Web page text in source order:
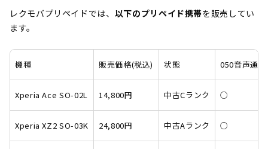
レクモバプリペイドでは、 以下のプリペイド携帯を販売してい
ます。
機種 販売価格(税込) 状態 050音声通
Xperia Ace SO-02L 14,800円 中古Cランク ○
Xperia XZ2 SO-03K 24,800円 中古Aランク ○